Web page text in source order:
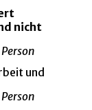
nicht
und